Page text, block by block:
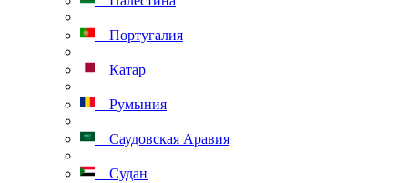
Португалия
Катар
Румыния
Саудовская Аравия
Судан